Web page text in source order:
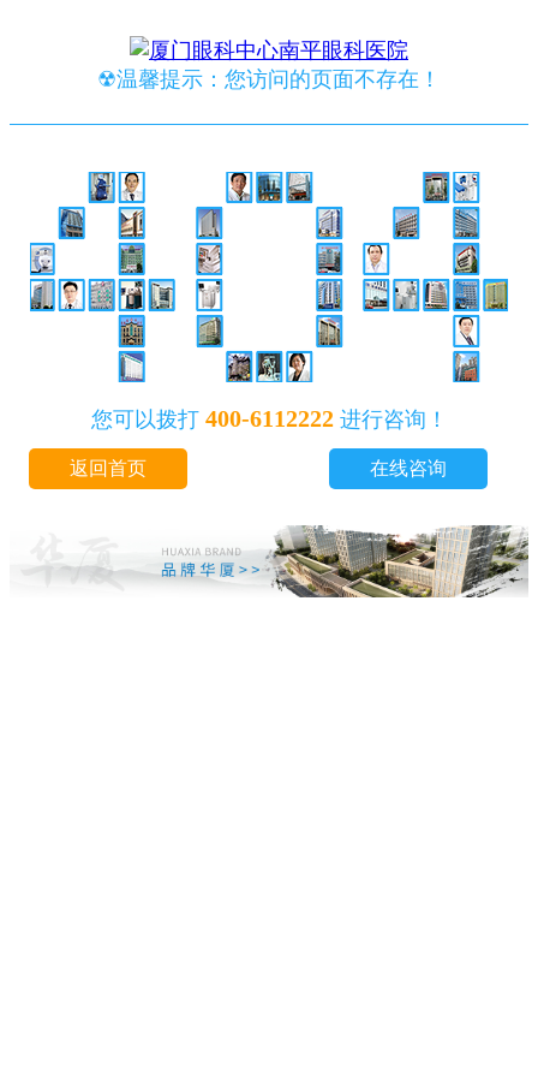
☢温馨提示：您访问的页面不存在！
您可以拨打 400-6112222进行咨询！
返回首页 在线咨询